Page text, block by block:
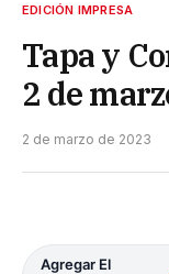
EDICIÓN IMPRESA
Tapa y
2 de
2 de marzo de 2023
Agregar El